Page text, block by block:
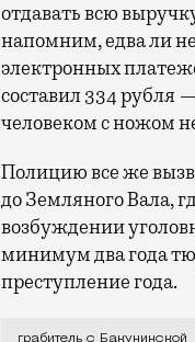
отдавать всю
напомним, едва ли
электронных
составил 334 рубля
человеком с ножом
Полицию все же
до Земляного Вала,
возбуждении
минимум два года
преступление года.
Лауреат конкурса
грабитель с Бакунинской